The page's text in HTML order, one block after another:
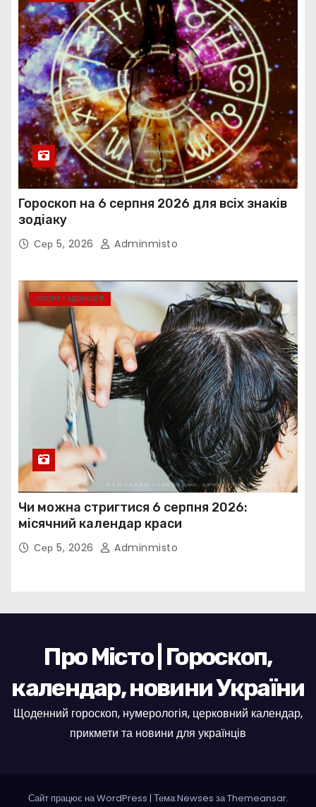
Гороскоп на 6 серпня 2026 для всіх знаків
зодіаку
Сер 5, 2026 Adminmisto
СПОРТ І ЗДОРОВ’Я
Чи можна стригтися 6 серпня 2026:
місячний календар краси
Сер 5, 2026 Adminmisto
Про Місто | Гороскоп,
календар, новини України
Щоденний гороскоп, нумерологія, церковний календар,
прикмети та новини для українців
Сайт працює на WordPress | Тема:Newses заThemeansar.